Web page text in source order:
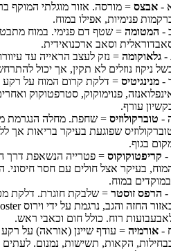
- אבצס = מורסה. אזור מוגלתי המוקף
פנימיות, אפילו במוח.
- המטומה = שטף דם פנימי. במוח
וסאב ארכנואידית.
- גלאוקומה = נזק לעצב הראייה עד
ניקוז נוזלים לא תקין, אך יכול
- מנינגיטיס = דלקת קרום המוח על רקע
פנוימוקוק, סטרפטוקוק
עורף.
- טוברקולוזיס = שחפת. מחלה הנגרמת
שפוגעת בעיקר בריאות אך
בגוף.
- קריפטוקוקוס = פטרייה הנשאפת דרך
בעיקר אצל חולים עם חסר
במוח.
- הרפס זוסטר = שלבקת חוגרת. דלקת
החזה והגב, נרגמת על ידי וירוס
רוח. כולל חום וכאבי ראש.
- אורמיה = עודף שיינן (אוראה) על
הקאות, תשישות, נמנום. לעתים